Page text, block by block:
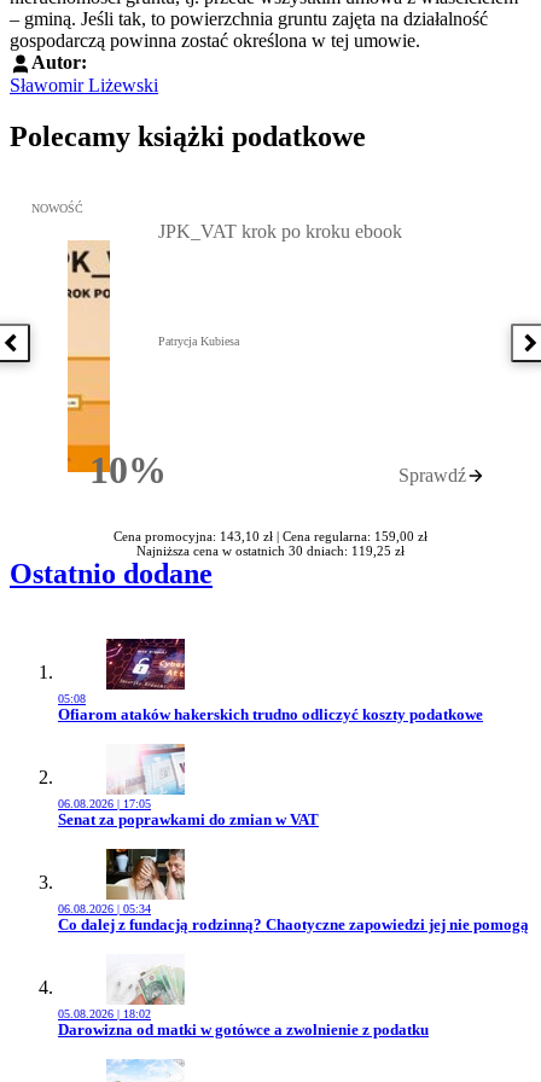
– gminą. Jeśli tak, to powierzchnia gruntu zajęta na działalność
gospodarczą powinna zostać określona w tej umowie.
Autor:
Sławomir Liżewski
Polecamy książki podatkowe
Poprzednia książka
Przejdź do: JPK_VAT krok po kroku ebook, Patrycja Kubiesa -
NOWOŚĆ
10%Rabatu
JPK_VAT krok po kroku ebook
Patrycja Kubiesa
Sprawdź
Cena promocyjna: 143,10 zł | Cena regularna: 159,00 zł
Najniższa cena w ostatnich 30 dniach: 119,25 zł
Ostatnio dodane
05:08
Przejdź do artykułu:
Ofiarom ataków hakerskich trudno odliczyć koszty podatkowe
06.08.2026 | 17:05
Przejdź do artykułu:
Senat za poprawkami do zmian w VAT
06.08.2026 | 05:34
Przejdź do artykułu:
Co dalej z fundacją rodzinną? Chaotyczne zapowiedzi jej nie pomogą
05.08.2026 | 18:02
Przejdź do artykułu:
Darowizna od matki w gotówce a zwolnienie z podatku